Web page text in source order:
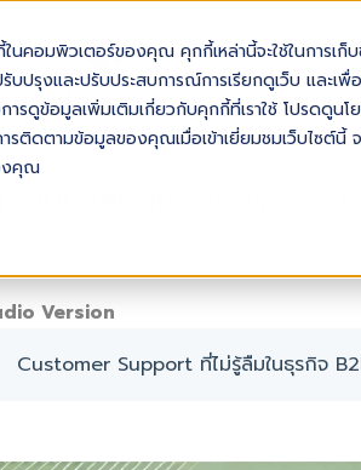
นคอมพิวเตอร์ของคุณ คุกกี้เหล่านี้จะใช้ในการเ
ปรุงและปรับประสบการณ์การเรียกดูเว็บ และเพื่
รดูข้อมูลเพิ่มเติมเกี่ยวกับคุกกี้ที่เราใช้ โปรดดูนโ
รติดตามข้อมูลของคุณเมื่อเข้าเยี่ยมชมเว็บไซต์นี้
งคุณ
Version
Customer Support ที่ไม่รู้ลืมในธุรกิจ